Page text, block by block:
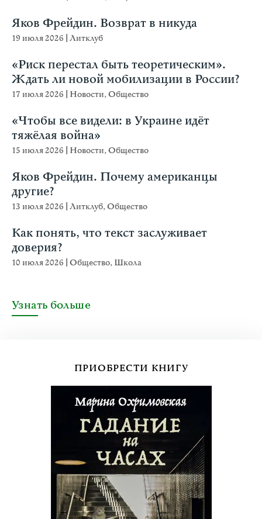
Яков Фрейдин. Возврат в никуда
19 июля 2026 Литклуб
«Риск перестал быть теоретическим».
Ждать ли новой мобилизации в России?
17 июля 2026 Новости,Общество
«Чтобы все видели: в Украине идёт
тяжёлая война»
15 июля 2026 Новости,Общество
Яков Фрейдин. Почему американцы
другие?
13 июля 2026 Литклуб,Общество
Как понять, что текст заслуживает
доверия?
10 июля 2026 Общество, Школа
Узнать больше
ПРИОБРЕСТИ КНИГУ